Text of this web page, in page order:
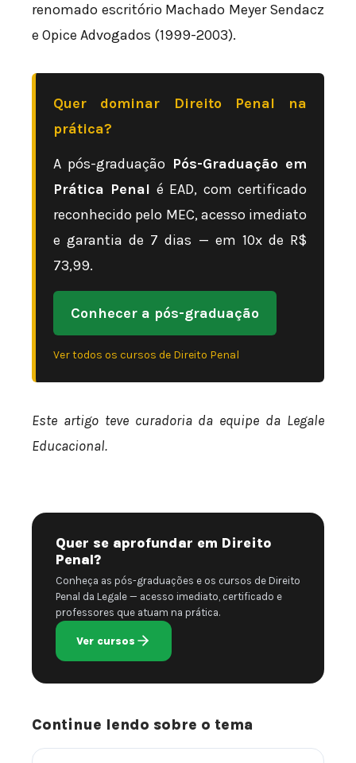
renomado escritório Machado Meyer Sendacz
e Opice Advogados (1999-2003).
Quer dominar Direito Penal na
prática?
A pós-graduação Pós-Graduação em
Prática Penal é EAD, com certificado
reconhecido pelo MEC, acesso imediato
e garantia de 7 dias — em 10x de R$
73,99.
Conhecer a pós-graduação
Ver todos os cursos de Direito Penal
Este artigo teve curadoria da equipe da Legale
Educacional.
Quer se aprofundar em Direito
Penal?
Conheça as pós-graduações e os cursos de Direito
Penal da Legale — acesso imediato, certificado e
professores que atuam na prática.
Ver cursos
Continue lendo sobre o tema